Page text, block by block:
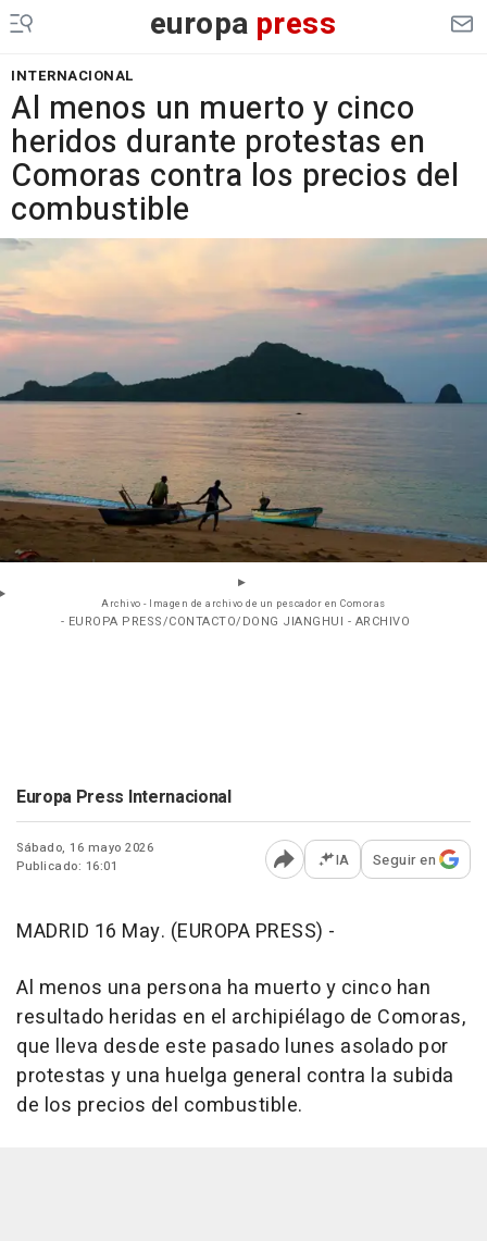
europa press
INTERNACIONAL
Al menos un muerto y cinco
heridos durante protestas en
Comoras contra los precios del
combustible
Archivo - Imagen de archivo de un pescador en Comoras
- EUROPA PRESS/CONTACTO/DONG JIANGHUI - ARCHIVO
Europa Press Internacional
Sábado, 16 mayo 2026
Publicado: 16:01
Abrir opciones para
IA Seguir en
MADRID 16 May. (EUROPA PRESS) -
Al menos una persona ha muerto y cinco han
resultado heridas en el archipiélago de Comoras,
que lleva desde este pasado lunes asolado por
protestas y una huelga general contra la subida
de los precios del combustible.